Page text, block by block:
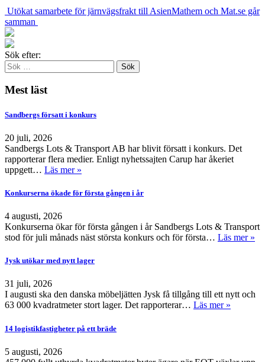
Utökat samarbete för järnvägsfrakt till AsienMathem och Mat.se går
samman
Sök efter:
Mest läst
Sandbergs försatt i konkurs
20 juli, 2026
Sandbergs Lots & Transport AB har blivit försatt i konkurs. Det
rapporterar flera medier. Enligt nyhetssajten Carup har åkeriet
uppgett… Läs mer »
Konkurserna ökade för första gången i år
4 augusti, 2026
Konkurserna ökar för första gången i år Sandbergs Lots & Transport
stod för juli månads näst största konkurs och för första… Läs mer »
Jysk utökar med nytt lager
31 juli, 2026
I augusti ska den danska möbeljätten Jysk få tillgång till ett nytt och
63 000 kvadratmeter stort lager. Det rapporterar… Läs mer »
14 logistikfastigheter på ett bräde
5 augusti, 2026